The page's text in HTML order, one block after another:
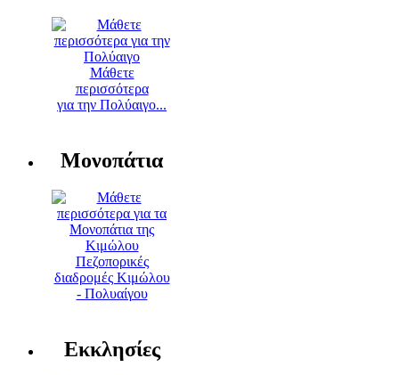
Μάθετε
περισσότερα
για την Πολύαιγο...
Μονοπάτια
Πεζοπορικές
διαδρομές Κιμώλου
- Πολυαίγου
Εκκλησίες